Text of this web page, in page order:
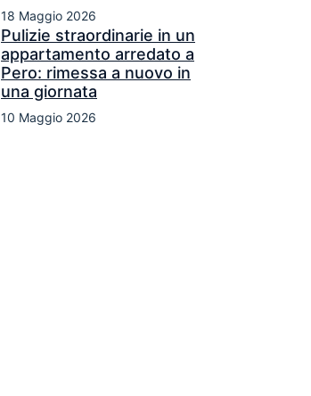
18 Maggio 2026
Pulizie straordinarie in un
appartamento arredato a
Pero: rimessa a nuovo in
una giornata
10 Maggio 2026